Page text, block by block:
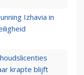
Izhavia in
krapte blijft